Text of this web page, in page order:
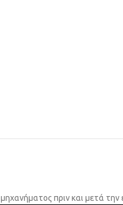
πριν και μετά την